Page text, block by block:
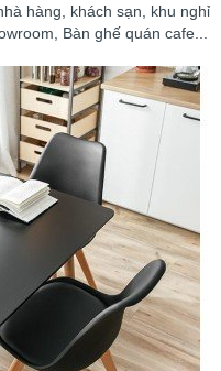
hàng, khách sạn, khu nghỉ
Bàn ghế quán cafe...